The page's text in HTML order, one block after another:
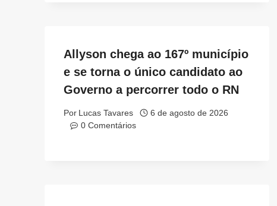
Allyson chega ao 167º município
e se torna o único candidato ao
Governo a percorrer todo o RN
Por Lucas Tavares
6 de agosto de 2026
0 Comentários